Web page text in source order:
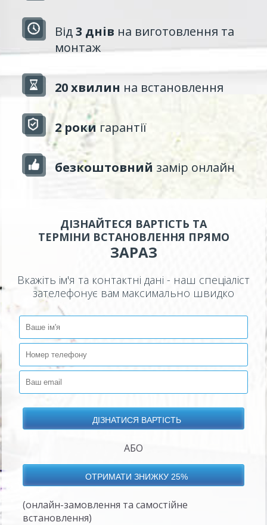
Від3 днів на виготовлення та
монтаж
20 хвилин на встановлення
2 роки гарантії
безкоштовний замір онлайн
ДІЗНАЙТЕСЯ ВАРТІСТЬ ТА
ТЕРМІНИ ВСТАНОВЛЕННЯ ПРЯМО
ЗАРАЗ
Вкажіть ім'я та контактні дані - наш спеціаліст
зателефонує вам максимально швидко
АБО
(онлайн-замовлення та самостійне
встановлення)